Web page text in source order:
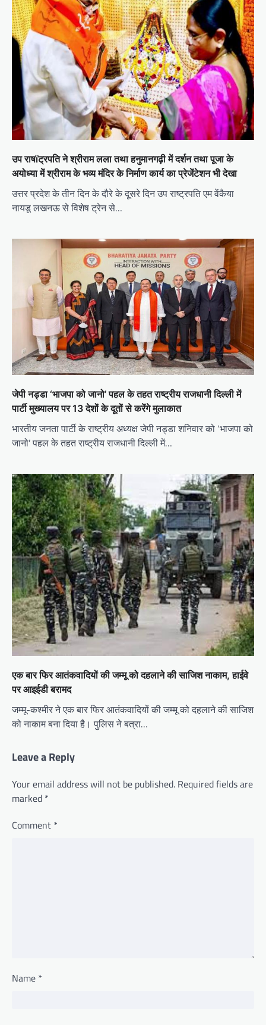
i
o
n
उप राषïट्रपति ने श्रीराम लला तथा हनुमानगढ़ी में दर्शन तथा पूजा के
अयोध्या में श्रीराम के भव्य मंदिर के निर्माण कार्य का प्रेजेंटेशन भी देखा
उत्तर प्रदेश के तीन दिन के दौरे के दूसरे दिन उप राष्ट्रपति एम वेंकैया
नायडू लखनऊ से विशेष ट्रेन से…
जेपी नड्डा ‘भाजपा को जानो’ पहल के तहत राष्ट्रीय राजधानी दिल्ली में
पार्टी मुख्यालय पर 13 देशों के दूतों से करेंगे मुलाकात
भारतीय जनता पार्टी के राष्ट्रीय अध्यक्ष जेपी नड्डा शनिवार को ‘भाजपा को
जानो’ पहल के तहत राष्ट्रीय राजधानी दिल्ली में…
एक बार फिर आतंकवादियों की जम्मू को दहलाने की साजिश नाकाम, हाईवे
पर आइईडी बरामद
जम्मू-कश्मीर ने एक बार फिर आतंकवादियों की जम्मू को दहलाने की साजिश
को नाकाम बना दिया है। पुलिस ने बत्रा…
Leave a Reply
Your email address will not be published. Required fields are
marked *
Comment *
Name *